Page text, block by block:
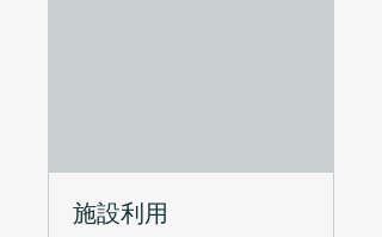
施設利用